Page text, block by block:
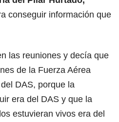
conseguir información que
las reuniones y decía que
de la Fuerza Aérea
DAS, porque la
era del DAS y que la
estuvieran vivos era del